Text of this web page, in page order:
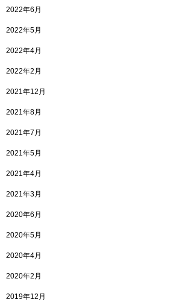
2022年6月
2022年5月
2022年4月
2022年2月
2021年12月
2021年8月
2021年7月
2021年5月
2021年4月
2021年3月
2020年6月
2020年5月
2020年4月
2020年2月
2019年12月